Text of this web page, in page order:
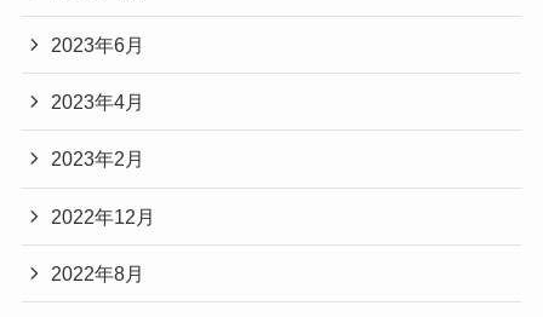
2023年6月
2023年4月
2023年2月
2022年12月
2022年8月